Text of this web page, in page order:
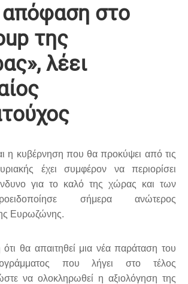
απόφαση στο
της
λέει
η κυβέρνηση που θα προκύψει από τις
έχει συμφέρον να περιορίσει
για το καλό της χώρας και των
σήμερα ανώτερος
Ευρωζώνης.
ότι θα απαιτηθεί μια νέα παράταση του
που λήγει στο τέλος
να ολοκληρωθεί η αξιολόγηση της